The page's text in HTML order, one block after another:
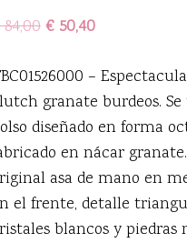
84,00 €50,40
–
granate burdeos.
diseñado en forma
en nácar
asa de mano en
el frente, detalle
blancos y piedras